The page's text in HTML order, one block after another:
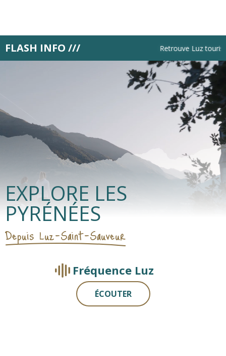
principal
FLASH INFO /// Retrouve Luz
EXPLORE LES
PYRÉNÉES
Depuis Luz-Saint-Sauveur
Fréquence Luz
ÉCOUTER